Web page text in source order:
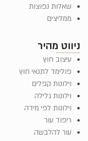
ניווט מהיר
עיצוב חוץ
פולימד לתנאי חוץ
וילונות קפלים
וילונות גלילה
וילונות לפי מידה
ריפוד עור
עור להלבשה
שאלות נפוצות
ממליצים